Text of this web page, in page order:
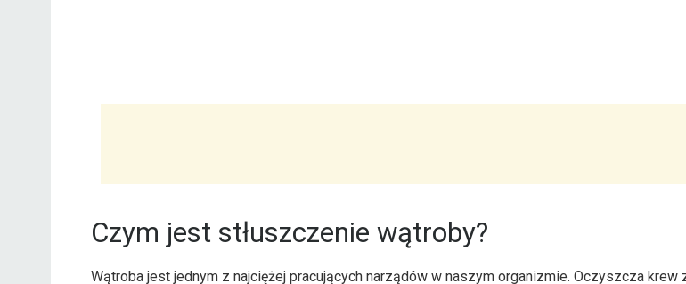
Czym jest stłuszczenie wątroby?
Wątroba jest jednym z najciężej pracujących narządów w naszym organizmie. Oczyszcza krew